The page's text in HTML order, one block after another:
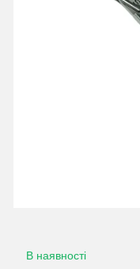
В наявності